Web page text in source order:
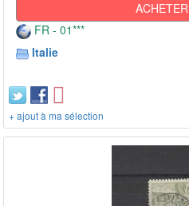
ACHETER
FR - 01***
Italie
+ ajout à ma sélection